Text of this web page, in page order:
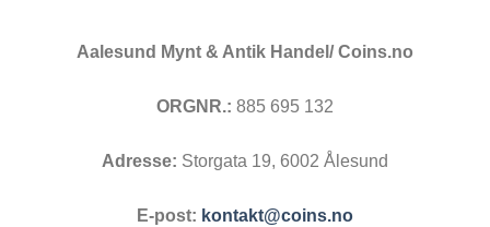
Aalesund Mynt & Antik Handel/ Coins.no
ORGNR.: 885 695 132
Adresse: Storgata 19, 6002 Ålesund
E-post: kontakt@coins.no